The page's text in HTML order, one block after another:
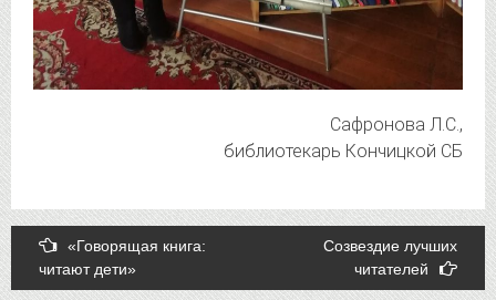
Сафронова Л.С.,
библиотекарь Кончицкой СБ
Post
navigation
«Говорящая книга:
читают дети»
Созвездие лучших
читателей